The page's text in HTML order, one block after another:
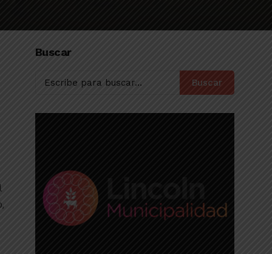
Buscar
Buscar